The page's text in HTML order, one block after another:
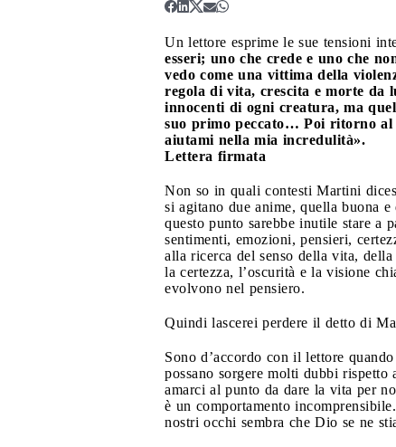
Un lettore esprime le sue tensioni
esseri; uno che crede e uno che
vedo come una vittima della
regola di vita, crescita e morte da
innocenti di ogni creatura, ma
suo primo peccato… Poi ritorno al
aiutami nella mia incredulità».
Lettera firmata
Non so in quali contesti Martini
si agitano due anime, quella buona
questo punto sarebbe inutile stare a
sentimenti, emozioni, pensieri,
alla ricerca del senso della vita,
la certezza, l’oscurità e la visione
evolvono nel pensiero.
Quindi lascerei perdere il detto di
Sono d’accordo con il lettore
possano sorgere molti dubbi
amarci al punto da dare la vita per
è un comportamento
nostri occhi sembra che Dio se ne